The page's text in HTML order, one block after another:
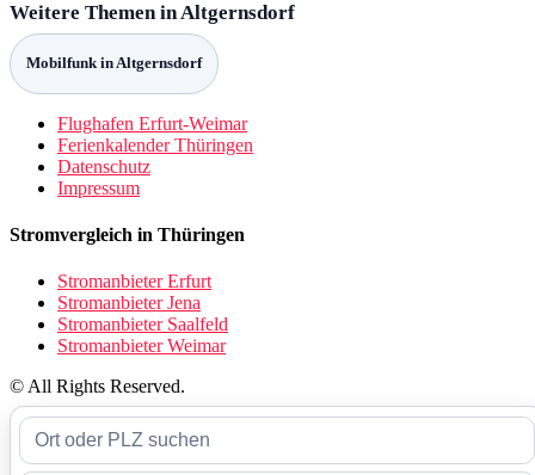
Weitere Themen in Altgernsdorf
Mobilfunk in Altgernsdorf
Flughafen Erfurt-Weimar
Ferienkalender Thüringen
Datenschutz
Impressum
Stromvergleich in Thüringen
Stromanbieter Erfurt
Stromanbieter Jena
Stromanbieter Saalfeld
Stromanbieter Weimar
© All Rights Reserved.